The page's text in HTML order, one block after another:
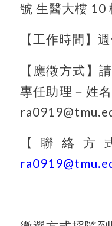
號 生醫大樓 10
【工作時間】
【應徵方式】
專任助理－姓
【聯絡方